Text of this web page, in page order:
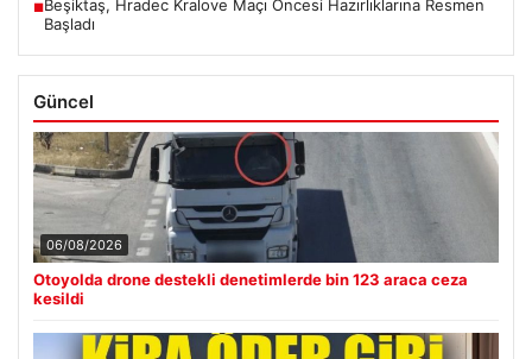
■Beşiktaş, Hradec Kralove Maçı Öncesi Hazırlıklarına Resmen
Başladı
Güncel
06/08/2026
Otoyolda drone destekli denetimlerde bin 123 araca ceza
kesildi